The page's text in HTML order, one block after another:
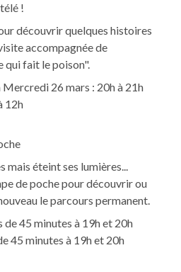
!
découvrir quelques histoires
accompagnée de
qui fait le poison".
Mercredi 26 mars : 20h à 21h
12h
mais éteint ses lumières...
de poche pour découvrir ou
le parcours permanent.
45 minutes à 19h et 20h
45 minutes à 19h et 20h